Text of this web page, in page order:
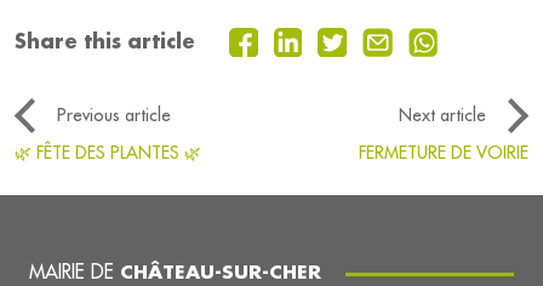
Share this article
Previous article
Next article
🌿 FÊTE DES PLANTES 🌿
FERMETURE DE VOIRIE
MAIRIE DE CHÂTEAU-SUR-CHER